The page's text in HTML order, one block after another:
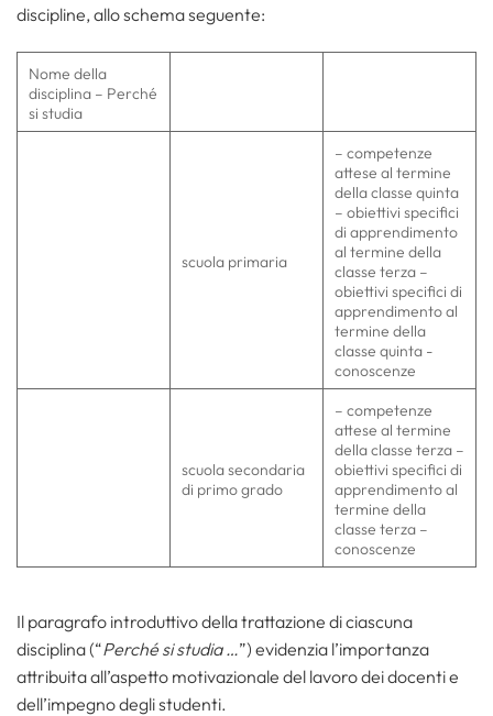
discipline, allo schema seguente:
Nome della
disciplina – Perché
si studia
scuola primaria
– competenze
attese al termine
della classe quinta
– obiettivi specifici
di apprendimento
al termine della
classe terza –
obiettivi specifici di
apprendimento al
termine della
classe quinta -
conoscenze
scuola secondaria
di primo grado
– competenze
attese al termine
della classe terza –
obiettivi specifici di
apprendimento al
termine della
classe terza –
conoscenze
Il paragrafo introduttivo della trattazione di ciascuna
disciplina (“Perché si studia …”) evidenzia l’importanza
attribuita all’aspetto motivazionale del lavoro dei docenti e
dell’impegno degli studenti.